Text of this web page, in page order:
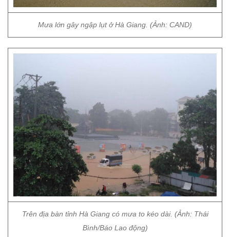
Mưa lớn gây ngập lụt ở Hà Giang. (Ảnh: CAND)
Trên địa bàn tỉnh Hà Giang có mưa to kéo dài. (Ảnh: Thái
Bình/Báo Lao động)